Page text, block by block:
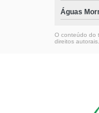
Águas
O conteúdo do
direitos autorais